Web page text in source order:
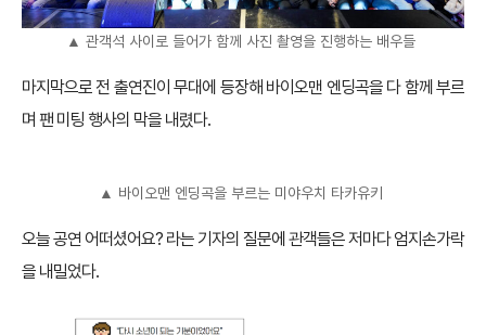
▲ 관객석 사이로 들어가 함께 사진 촬영을 진행하는 배우들
마지막으로 전 출연진이 무대에 등장해 바이오맨 엔딩곡을 다 함께 부르
며 팬 미팅 행사의 막을 내렸다.
▲ 바이오맨 엔딩곡을 부르는 미야우치 타카유키
오늘 공연 어떠셨어요? 라는 기자의 질문에 관객들은 저마다 엄지손가락
을 내밀었다.